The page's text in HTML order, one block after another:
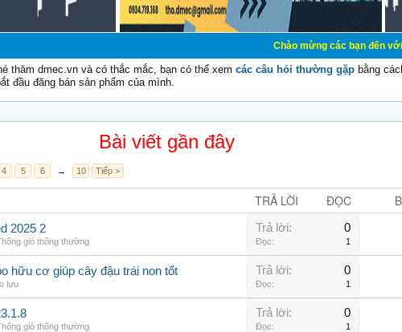
Chào mừng các bạn đến với Diễn đàn
thăm dmec.vn và có thắc mắc, bạn có thể xem các câu hỏi thường gặp bằng
đầu đăng bán sản phẩm của mình.
Bài viết gần đây
4 5 6 → 10 Tiếp >
TRẢ LỜI ĐỌC
2025 2
gió thông thường
Trả lời: 0
Đọc: 1
hữu cơ giúp cây đậu trái non tốt
lưu
Trả lời: 0
Đọc: 1
gió thông thường
Trả lời: 0
Đọc: 1